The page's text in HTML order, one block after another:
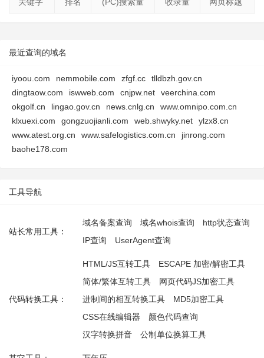
最近查询的域名
iyoou.com nemmobile.com zfgf.cc
tlldbzh.gov.cn
dingtaow.com
iswweb.com cnjpw.net
veerchina.com
okgolf.cn
lingao.gov.cn news.cnlg.cn
www.omnipo.com.cn
klxuexi.com
gongzuojianli.com web.shwyky.net
ylzx8.cn
www.atest.org.cn
www.safelogistics.com.cn
jinrong.com
baohe178.com
工具导航
站长常用工具：
域名备案查询 域名whois查询
http状态查询
IP查询
UserAgent查询
代码转换工具：
HTML/JS互转工具
ESCAPE 加密/解密工具
简体/繁体互转工具
网页代码JS加密工具
进制间的相互转换工具
MD5加密工具
CSS在线编辑器
颜色代码查询
汉字转换拼音
公制单位换算工具